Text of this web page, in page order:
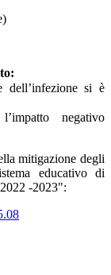
si è
negativo
mitigazione degli
educativo di
-2023":